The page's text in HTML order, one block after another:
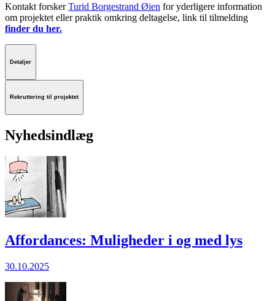
Kontakt forskerTurid Borgestrand Øien for yderligere information
om projektet eller praktik omkring deltagelse, link til tilmelding
finder du her.
Detaljer
Rekruttering til projektet
Nyhedsindlæg
Affordances: Muligheder i og med lys
30.10.2025